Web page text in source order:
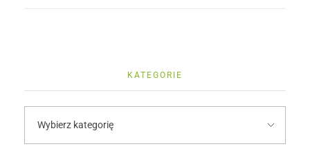
KATEGORIE